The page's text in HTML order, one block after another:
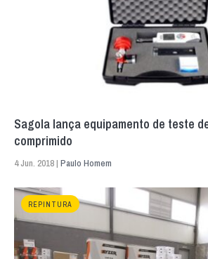
Sagola lança equipamento de teste
comprimido
4 Jun. 2018 | Paulo Homem
REPINTURA